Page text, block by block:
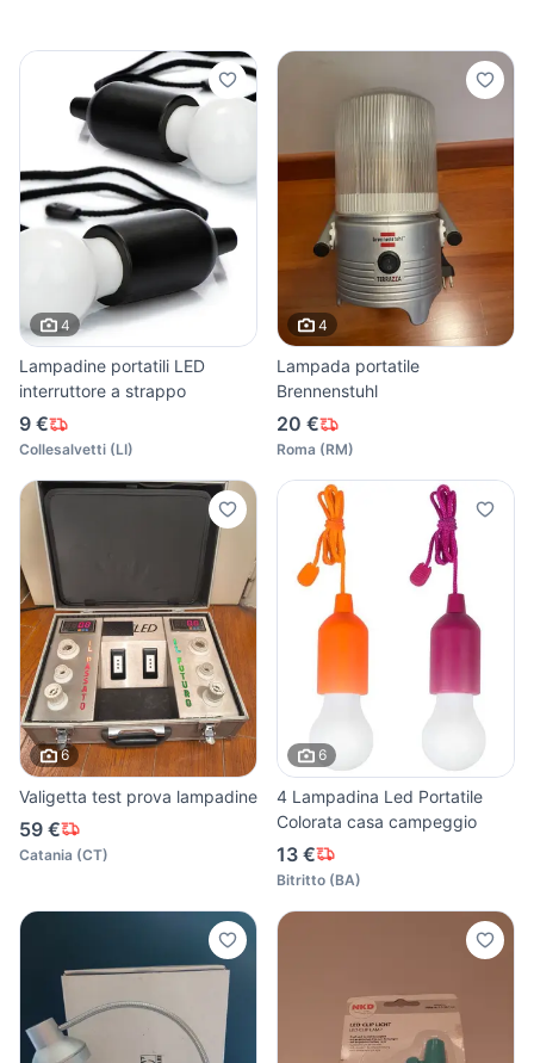
4
Lampadine portatili LED
interruttore a strappo
9 €
Collesalvetti (LI)
4
Lampada portatile
Brennenstuhl
20 €
Roma (RM)
6
Valigetta test prova lampadine
59 €
Catania (CT)
6
4 Lampadina Led Portatile
Colorata casa campeggio
13 €
Bitritto (BA)